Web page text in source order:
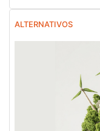
ALTERNATIVOS